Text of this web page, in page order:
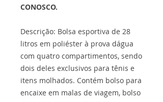
CONOSCO.
Descrição: Bolsa esportiva de 28
litros em poliéster à prova dágua
com quatro compartimentos, sendo
dois deles exclusivos para tênis e
itens molhados. Contém bolso para
encaixe em malas de viagem, bolso